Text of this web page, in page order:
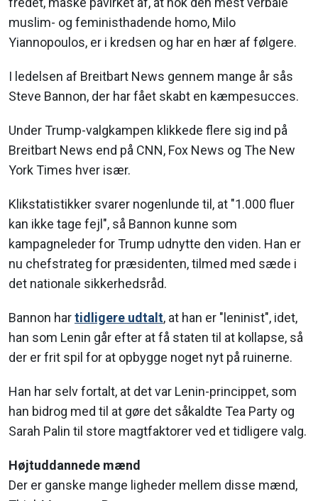
muslim- og feministhadende homo, Milo
Yiannopoulos, er i kredsen og har en hær af følgere.
I ledelsen af Breitbart News gennem mange år sås
Steve Bannon, der har fået skabt en kæmpesucces.
Under Trump-valgkampen klikkede flere sig ind på
Breitbart News end på CNN, Fox News og The New
York Times hver især.
Klikstatistikker svarer nogenlunde til, at "1.000 fluer
kan ikke tage fejl", så Bannon kunne som
kampagneleder for Trump udnytte den viden. Han er
nu chefstrateg for præsidenten, tilmed med sæde i
det nationale sikkerhedsråd.
Bannon hartidligere udtalt, at han er "leninist", idet,
han som Lenin går efter at få staten til at kollapse, så
der er frit spil for at opbygge noget nyt på ruinerne.
Han har selv fortalt, at det var Lenin-princippet, som
han bidrog med til at gøre det såkaldte Tea Party og
Sarah Palin til store magtfaktorer ved et tidligere valg.
Højtuddannede mænd
Der er ganske mange ligheder mellem disse mænd,